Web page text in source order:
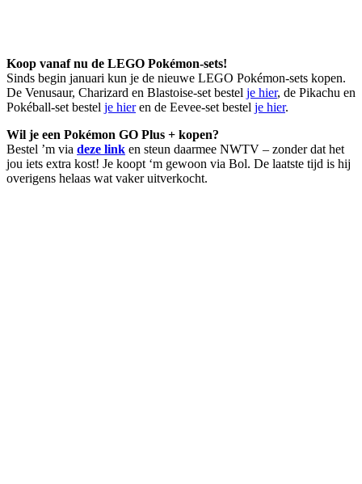
Koop vanaf nu de LEGO Pokémon-sets!
Sinds begin januari kun je de nieuwe LEGO Pokémon-sets kopen.
De Venusaur, Charizard en Blastoise-set bestel je hier, de Pikachu en
Pokéball-set bestel je hieren de Eevee-set bestel je hier.
Wil je een Pokémon GO Plus + kopen?
Bestel ’m via deze link en steun daarmee NWTV – zonder dat het
jou iets extra kost! Je koopt ‘m gewoon via Bol. De laatste tijd is hij
overigens helaas wat vaker uitverkocht.